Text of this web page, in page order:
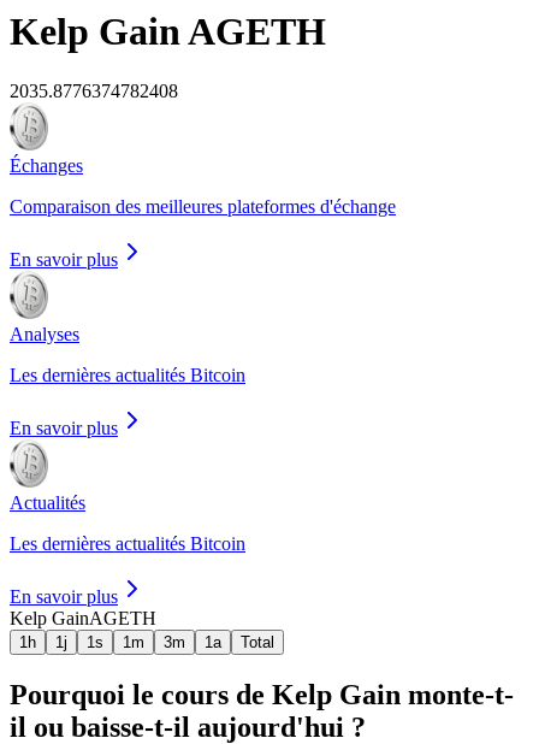
Kelp GainAGETH
2035.8776374782408
Échanges
Comparaison des meilleures plateformes d'échange
En savoir plus
Analyses
Les dernières actualités Bitcoin
En savoir plus
Actualités
Les dernières actualités Bitcoin
En savoir plus
Kelp GainAGETH
1h 1j 1s 1m 3m 1a Total
Pourquoi le cours de Kelp Gain monte-t-
il ou baisse-t-il aujourd'hui ?